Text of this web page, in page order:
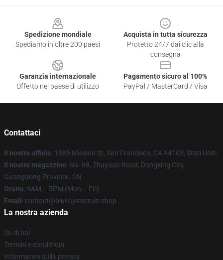
Spedizione mondiale
Spediamo in oltre 200 paesi
Acquista in tutta sicurezza
Protetto 24/7 dai clic alla
consegna
Garanzia internazionale
Offerto nel paese di utilizzo
Pagamento sicuro al 100%
PayPal / MasterCard / Visa
Contattaci
Il nostro ufficio: 1885 Mission St, San Francisco, CA 94103, Stati Uniti
Il nostro magazzino: No. 69, Zhuyuan Road, Dongxing City,
Guangdong Province, CN
Orario: 9AM – 5PM (Mon – Fri)
Email : contact@blueoystercult.shop
La nostra azienda
Su di noi
Termini e condizioni
Informativa sulla privacy